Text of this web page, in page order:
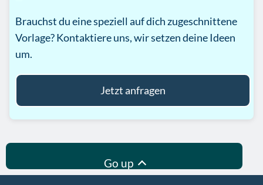
Brauchst du eine speziell auf dich zugeschnittene
Vorlage? Kontaktiere uns, wir setzen deine Ideen
um.
Jetzt anfragen
Go up